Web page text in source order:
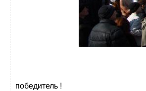
победитель !